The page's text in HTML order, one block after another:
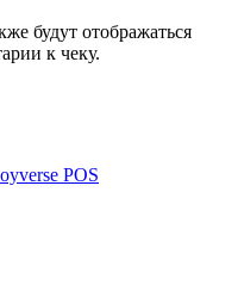
будут отображаться
к чеку.
POS